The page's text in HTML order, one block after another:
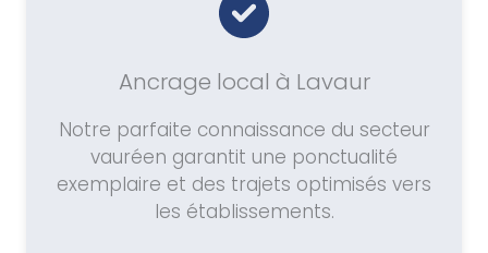
Ancrage local à Lavaur
Notre parfaite connaissance du secteur
vauréen garantit une ponctualité
exemplaire et des trajets optimisés vers
les établissements.